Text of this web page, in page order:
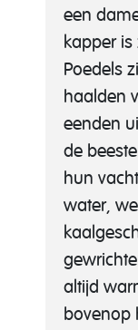
een
kapper
Poedels
haalden
eenden
de
hun
water,
altijd
bovenop